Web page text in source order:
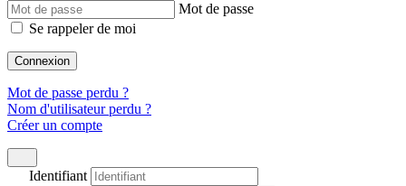
Mot de passe
Se rappeler de moi
Connexion
Mot de passe perdu ?
Nom d'utilisateur perdu ?
Créer un compte
Identifiant